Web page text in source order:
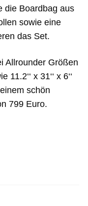
die Boardbag aus
sowie eine
das Set.
Allrounder Größen
11.2‘‘ x 31‘‘ x 6‘‘
schön
799 Euro.